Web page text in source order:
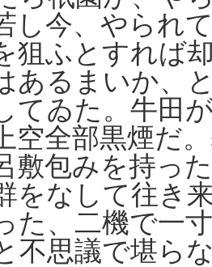
し今、やられ
狙ふとすれば
あるまいか、
てゐた。牛田
空全部黒煙だ
敷包みを持っ
をなして往き
た、二機で一
不思議で堪ら